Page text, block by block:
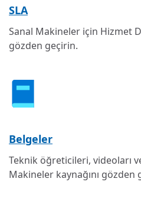
SLA
Sanal Makineler için Hizmet
gözden geçirin.
Belgeler
Teknik öğreticileri, videoları
Makineler kaynağını gözden